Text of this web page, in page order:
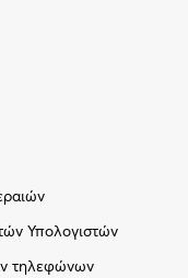
Υπολογιστών
τηλεφώνων